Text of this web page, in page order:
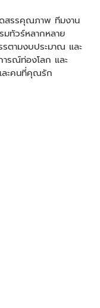
สรรคุณภาพ ทีมงาน
ทัวร์หลากหลาย
ตามงบประมาณ และ
ารณ์ท่องโลก และ
ละคนที่คุณรัก